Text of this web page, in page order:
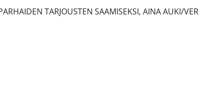
TARJOUSTEN SAAMISEKSI, AINA AUKI/